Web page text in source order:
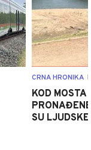
CRNA HRONIKA
KOD MOSTA
SU